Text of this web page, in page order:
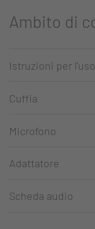
Ambito di
Istruzioni per l'uso
Cuffia
Microfono
Adattatore
Scheda audio